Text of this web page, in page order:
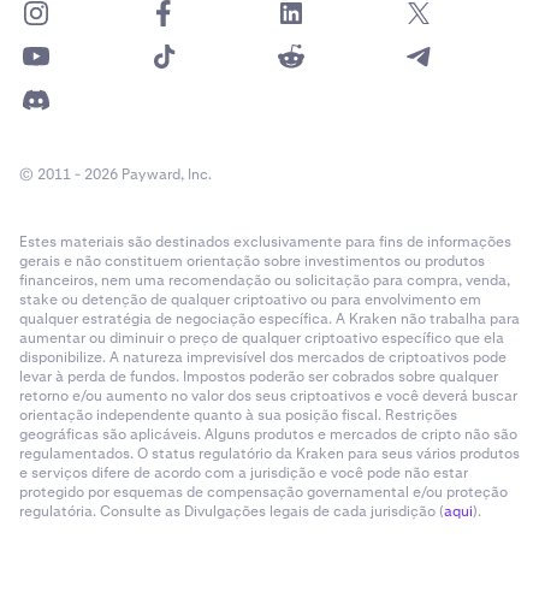
© 2011 - 2026 Payward, Inc.
Estes materiais são destinados exclusivamente para fins de informações
gerais e não constituem orientação sobre investimentos ou produtos
financeiros, nem uma recomendação ou solicitação para compra, venda,
stake ou detenção de qualquer criptoativo ou para envolvimento em
qualquer estratégia de negociação específica. A Kraken não trabalha para
aumentar ou diminuir o preço de qualquer criptoativo específico que ela
disponibilize. A natureza imprevisível dos mercados de criptoativos pode
levar à perda de fundos. Impostos poderão ser cobrados sobre qualquer
retorno e/ou aumento no valor dos seus criptoativos e você deverá buscar
orientação independente quanto à sua posição fiscal. Restrições
geográficas são aplicáveis. Alguns produtos e mercados de cripto não são
regulamentados. O status regulatório da Kraken para seus vários produtos
e serviços difere de acordo com a jurisdição e você pode não estar
protegido por esquemas de compensação governamental e/ou proteção
regulatória. Consulte as Divulgações legais de cada jurisdição (aqui).